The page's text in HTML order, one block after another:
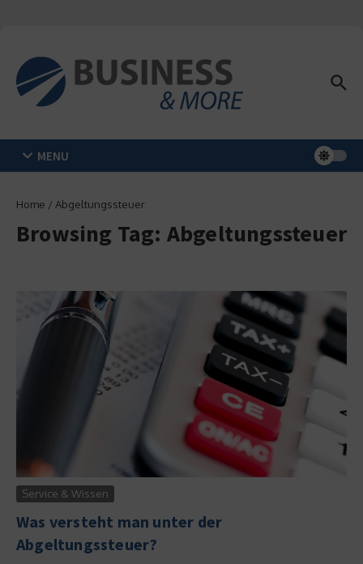
MENU
Home / Abgeltungssteuer
Browsing Tag: Abgeltungssteuer
Service & Wissen
Was versteht man unter der
Abgeltungssteuer?